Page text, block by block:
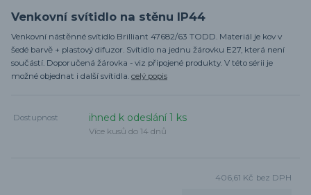
Venkovní svítidlo na stěnu IP44
Venkovní nástěnné svítidlo Brilliant 47682/63 TODD. Materiál je kov v
šedé barvě + plastový difuzor. Svítidlo na jednu žárovku E27, která není
součástí. Doporučená žárovka - viz připojené produkty. V této sérii je
možné objednat i další svítidla. celý popis
Dostupnost ihned k odeslání 1 ks
Více kusů do 14 dnů
406,61 Kč bez DPH